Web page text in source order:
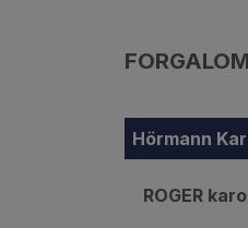
Hörmann
ROGER